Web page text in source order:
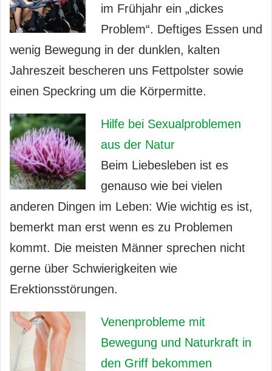
im Frühjahr ein „dickes
Problem“. Deftiges Essen und
wenig Bewegung in der dunklen, kalten
Jahreszeit bescheren uns Fettpolster sowie
einen Speckring um die Körpermitte.
Hilfe bei Sexualproblemen
aus der Natur
Beim Liebesleben ist es
genauso wie bei vielen
anderen Dingen im Leben: Wie wichtig es ist,
bemerkt man erst wenn es zu Problemen
kommt. Die meisten Männer sprechen nicht
gerne über Schwierigkeiten wie
Erektionsstörungen.
Venenprobleme mit
Bewegung und Naturkraft in
den Griff bekommen